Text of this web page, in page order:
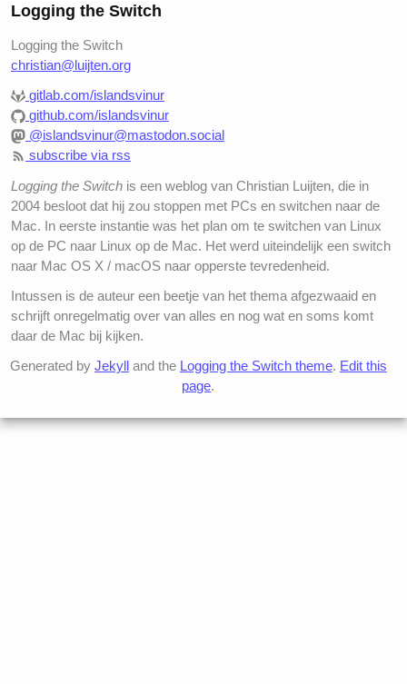
Logging the Switch
Logging the Switch
christian@luijten.org
gitlab.com/islandsvinur
github.com/islandsvinur
@islandsvinur@mastodon.social
subscribe via rss
Logging the Switch is een weblog van Christian Luijten, die in
2004 besloot dat hij zou stoppen met PCs en switchen naar de
Mac. In eerste instantie was het plan om te switchen van Linux
op de PC naar Linux op de Mac. Het werd uiteindelijk een switch
naar Mac OS X / macOS naar opperste tevredenheid.
Intussen is de auteur een beetje van het thema afgezwaaid en
schrijft onregelmatig over van alles en nog wat en soms komt
daar de Mac bij kijken.
Generated by Jekylland the Logging the Switch theme. Edit this
page.